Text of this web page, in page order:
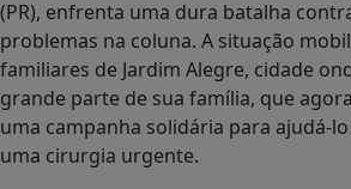
(PR), enfrenta uma dura batalha
problemas na coluna. A situação
familiares de Jardim Alegre, cidade
grande parte de sua família, que
uma campanha solidária para ajudá-
uma cirurgia urgente.